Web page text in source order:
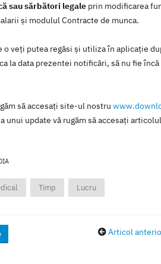
sau sărbători legale prin modificarea
şi modulul Contracte de munca.
veţi putea regăsi şi utiliza în aplicaţie
la data prezentei notificări, să nu fie
să accesaţi site-ul nostru
update vă rugăm să accesaţi
Timp Lucru
Articol